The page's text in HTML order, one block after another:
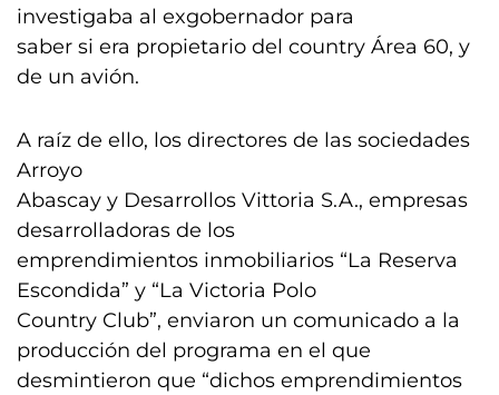
investigaba al exgobernador para
saber si era propietario del country Área 60, y
de un avión.
A raíz de ello, los directores de las sociedades
Arroyo
Abascay y Desarrollos Vittoria S.A., empresas
desarrolladoras de los
emprendimientos inmobiliarios “La Reserva
Escondida” y “La Victoria Polo
Country Club”, enviaron un comunicado a la
producción del programa en el que
desmintieron que “dichos emprendimientos